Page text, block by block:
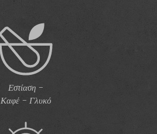
Εστίαση -
Καφέ - Γλυκό